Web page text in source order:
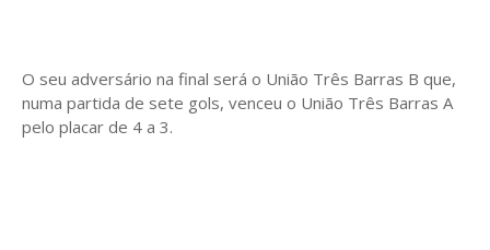
O seu adversário na final será o União Três Barras B que,
numa partida de sete gols, venceu o União Três Barras A
pelo placar de 4 a 3.